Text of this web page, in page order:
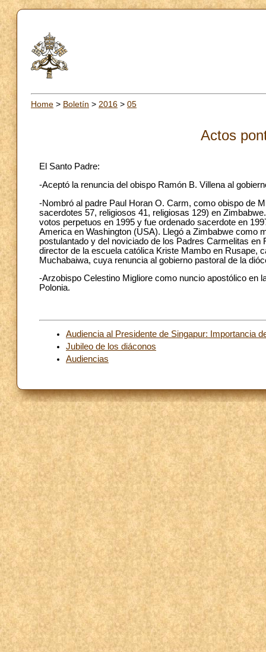
Home > Boletín > 2016 > 05
Actos
El Santo Padre:
-Aceptó la renuncia del obispo Ramón B. Villena al
-Nombró al padre Paul Horan O. Carm, como obispo de
sacerdotes 57, religiosos 41, religiosas 129) en
votos perpetuos en 1995 y fue ordenado sacerdote en
America en Washington (USA). Llegó a Zimbabwe como
postulantado y del noviciado de los Padres Carmelitas
director de la escuela católica Kriste Mambo en Rusape,
Muchabaiwa, cuya renuncia al gobierno pastoral de la
-Arzobispo Celestino Migliore como nuncio apostólico en
Polonia.
Audiencia al Presidente de Singapur: Importancia
Jubileo de los diáconos
Audiencias